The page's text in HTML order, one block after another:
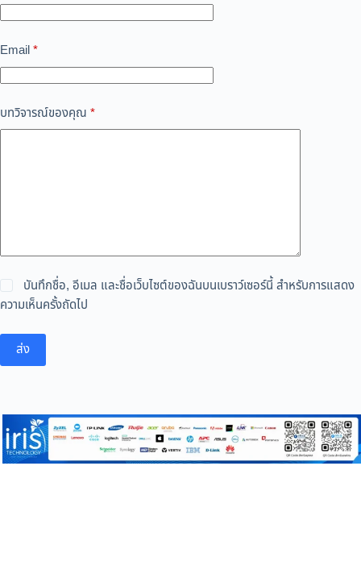
Email*
บทวิจารณ์ของคุณ *
บันทึกชื่อ, อีเมล และชื่อเว็บไซต์ของฉันบนเบราว์เซอร์นี้ สำหรับการแสดง
ความเห็นครั้งถัดไป
ส่ง